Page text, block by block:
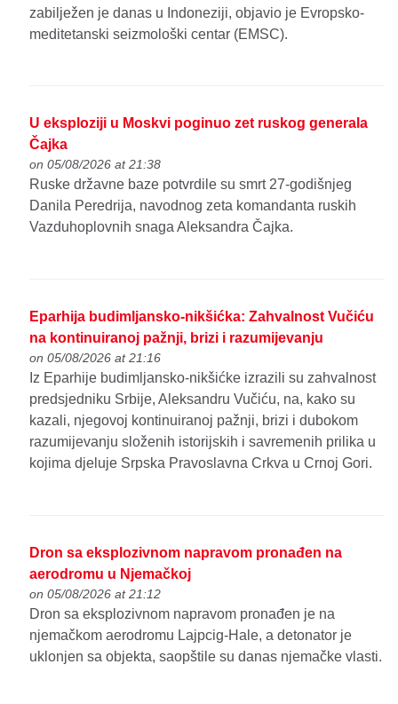
zabilježen je danas u Indoneziji, objavio je Evropsko-
meditetanski seizmološki centar (EMSC).
U eksploziji u Moskvi poginuo zet ruskog generala
Čajka
on 05/08/2026 at 21:38
Ruske državne baze potvrdile su smrt 27-godišnjeg
Danila Peredrija, navodnog zeta komandanta ruskih
Vazduhoplovnih snaga Aleksandra Čajka.
Eparhija budimljansko-nikšićka: Zahvalnost Vučiću
na kontinuiranoj pažnji, brizi i razumijevanju
on 05/08/2026 at 21:16
Iz Eparhije budimljansko-nikšićke izrazili su zahvalnost
predsjedniku Srbije, Aleksandru Vučiću, na, kako su
kazali, njegovoj kontinuiranoj pažnji, brizi i dubokom
razumijevanju složenih istorijskih i savremenih prilika u
kojima djeluje Srpska Pravoslavna Crkva u Crnoj Gori.
Dron sa eksplozivnom napravom pronađen na
aerodromu u Njemačkoj
on 05/08/2026 at 21:12
Dron sa eksplozivnom napravom pronađen je na
njemačkom aerodromu Lajpcig-Hale, a detonator je
uklonjen sa objekta, saopštile su danas njemačke vlasti.